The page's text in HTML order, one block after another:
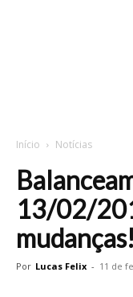
Início Notícias
13/02/
mudanças!
Por Lucas Felix - 11 de